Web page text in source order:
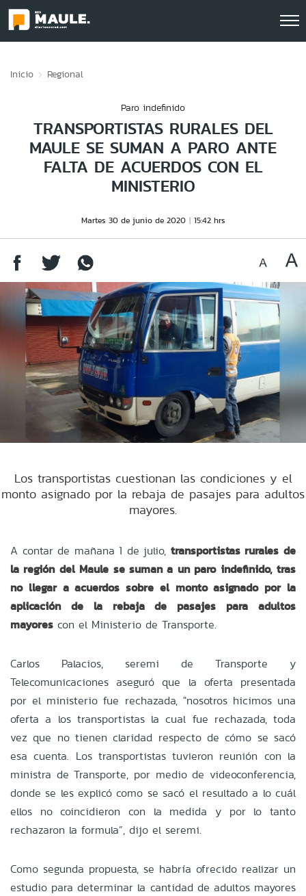
Inicio Regional
Paro indefinido
TRANSPORTISTAS RURALES DEL
MAULE SE SUMAN A PARO ANTE
FALTA DE ACUERDOS CON EL
MINISTERIO
Martes 30 de junio de 2020 15:42 hrs
Los transportistas cuestionan las condiciones y el
monto asignado por la rebaja de pasajes para adultos
mayores.
A contar de mañana 1 de julio, transportistas rurales de
la región del Maule se suman a un paro indefinido, tras
no llegar a acuerdos sobre el monto asignado por la
aplicación de la rebaja de pasajes para adultos
mayores con el Ministerio de Transporte.
Carlos Palacios, seremi de Transporte y
Telecomunicaciones aseguró que la oferta presentada
por el ministerio fue rechazada, "nosotros hicimos una
oferta a los transportistas la cual fue rechazada, toda
vez que no tienen claridad respecto de cómo se sacó
esa cuenta. Los transportistas tuvieron reunión con la
ministra de Transporte, por medio de videoconferencia,
donde se les explicó como se sacó el resultado a lo cuál
ellos no coincidieron con la medida y por lo tanto
rechazaron la formula”, dijo el seremi.
Como segunda propuesta, se habría ofrecido realizar un
estudio para determinar la cantidad de adultos mayores